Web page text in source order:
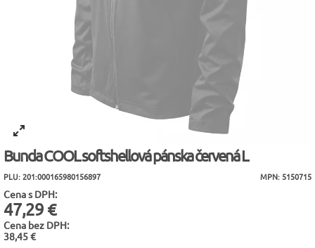
Bunda COOL softshellová pánska červená L
PLU: 201:000165980156897 MPN: 5150715
Cena s DPH:
47,29 €
Cena bez DPH:
38,45 €